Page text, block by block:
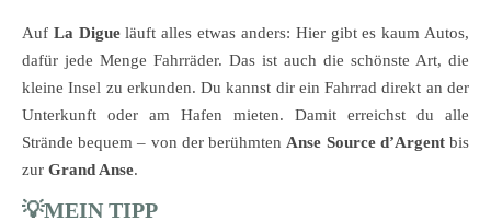
Auf La Digueläuft alles etwas anders: Hier gibt es kaum Autos,
dafür jede Menge Fahrräder. Das ist auch die schönste Art, die
kleine Insel zu erkunden. Du kannst dir ein Fahrrad direkt an der
Unterkunft oder am Hafen mieten. Damit erreichst du alle
Strände bequem – von der berühmten Anse Source d’Argentbis
zur Grand Anse.
💡MEIN TIPP